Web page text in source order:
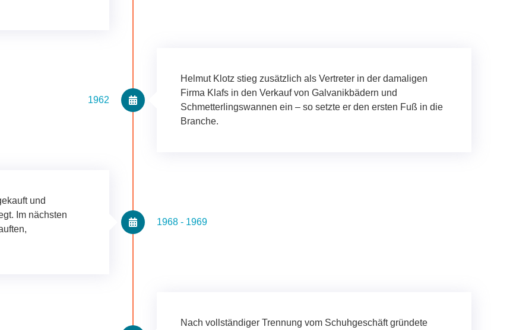
Helmut Klotz stieg zusätzlich als Vertreter in der damaligen
Firma Klafs in den Verkauf von Galvanikbädern und
Schmetterlingswannen ein – so setzte er den ersten Fuß in die
Branche.
1962
und
Im nächsten
1968 - 1969
Nach vollständiger Trennung vom Schuhgeschäft gründete